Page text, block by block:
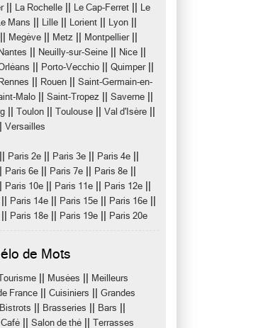
|| La Rochelle Le Cap-Ferret
Le
Mans Lille Lorient Lyon
Megève Metz Montpellier||
Nantes Neuilly-sur-Seine Nice
Porto-Vecchio Quimper||
Rennes Rouen
Saint-Germain-en-
Malo Saint-Tropez Saverne
Toulon Toulouse Val d'Isère
Versailles
Paris 2e Paris 3e Paris 4e
Paris 6e Paris 7e Paris 8e
Paris 10e Paris 11e Paris 12e
Paris 14e Paris 15e Paris 16e
Paris 18e Paris 19e Paris 20e
de Mots
Musées
Meilleurs
France
Cuisiniers
Grandes
Bistrots Brasseries Bars
Café Salon de thé Terrasses